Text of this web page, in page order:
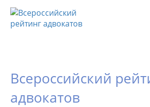
Всероссийский
адвокатов